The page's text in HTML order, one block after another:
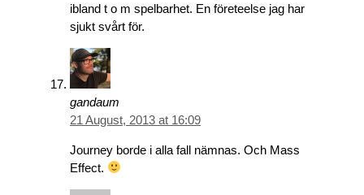
ibland t o m spelbarhet. En företeelse jag har
sjukt svårt för.
gandaum
21 August, 2013 at 16:09
Journey borde i alla fall nämnas. Och Mass
Effect.